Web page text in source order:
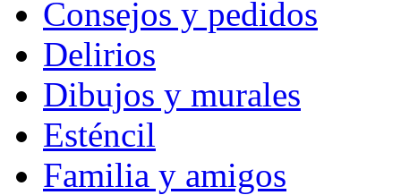
Consejos y pedidos
Delirios
Dibujos y murales
Esténcil
Familia y amigos